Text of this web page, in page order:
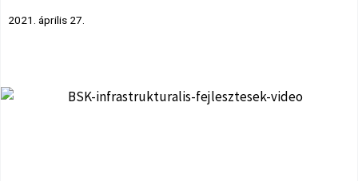
2021. április 27.